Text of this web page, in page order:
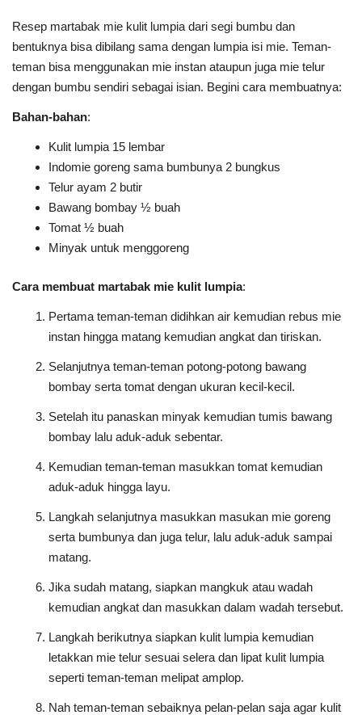
Resep martabak mie kulit lumpia dari segi bumbu dan
bentuknya bisa dibilang sama dengan lumpia isi mie. Teman-
teman bisa menggunakan mie instan ataupun juga mie telur
dengan bumbu sendiri sebagai isian. Begini cara membuatnya:
Bahan-bahan:
Kulit lumpia 15 lembar
Indomie goreng sama bumbunya 2 bungkus
Telur ayam 2 butir
Bawang bombay ½ buah
Tomat ½ buah
Minyak untuk menggoreng
Cara membuat martabak mie kulit lumpia:
Pertama teman-teman didihkan air kemudian rebus mie
instan hingga matang kemudian angkat dan tiriskan.
Selanjutnya teman-teman potong-potong bawang
bombay serta tomat dengan ukuran kecil-kecil.
Setelah itu panaskan minyak kemudian tumis bawang
bombay lalu aduk-aduk sebentar.
Kemudian teman-teman masukkan tomat kemudian
aduk-aduk hingga layu.
Langkah selanjutnya masukkan masukan mie goreng
serta bumbunya dan juga telur, lalu aduk-aduk sampai
matang.
Jika sudah matang, siapkan mangkuk atau wadah
kemudian angkat dan masukkan dalam wadah tersebut.
Langkah berikutnya siapkan kulit lumpia kemudian
letakkan mie telur sesuai selera dan lipat kulit lumpia
seperti teman-teman melipat amplop.
Nah teman-teman sebaiknya pelan-pelan saja agar kulit